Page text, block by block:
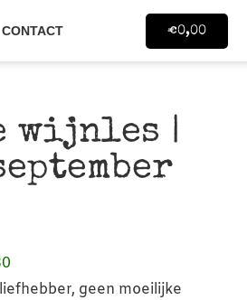
CONTACT €0,00
wijnles |
geen moeilijke